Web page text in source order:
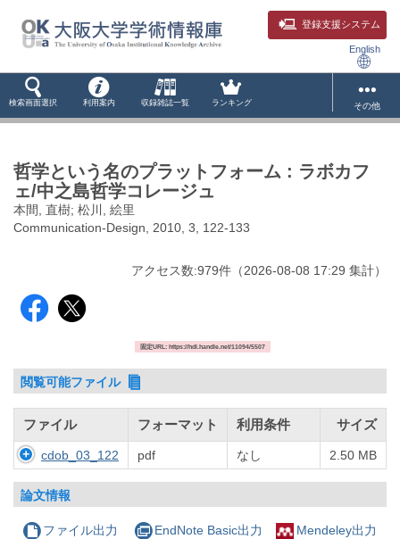
登録支援システム
English
検索画面選択 利用案内 収録雑誌一覧 ランキング その他
哲学という名のプラットフォーム : ラボカフ
ェ/中之島哲学コレージュ
本間, 直樹; 松川, 絵里
Communication-Design, 2010, 3, 122-133
アクセス数:979件 （2026-08-08 17:29 集計）
固定URL: https://hdl.handle.net/11094/5507
閲覧可能ファイル
ファイル フォーマット 利用条件 サイズ
cdob_03_122 pdf なし 2.50 MB
論文情報
ファイル出力 EndNote Basic出力 Mendeley出力